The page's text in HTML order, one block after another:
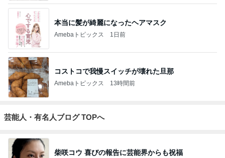
本当に髪が綺麗になったヘアマスク
Amebaトピックス 1日前
コストコで我慢スイッチが壊れた旦那
Amebaトピックス 13時間前
芸能人・有名人ブログ TOPへ
柴咲コウ 喜びの報告に芸能界からも祝福